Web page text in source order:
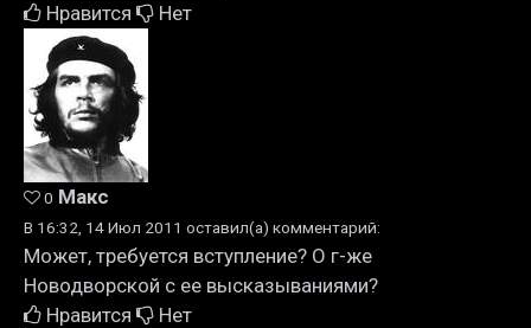
Нравится
Нет
0 Макс
В 16:32, 14 Июл 2011 оставил(а) комментарий:
Может, требуется вступление? О г-же
Новодворской с ее высказываниями?
Нравится
Нет